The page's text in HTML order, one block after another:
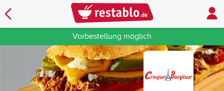
Vorbestellung möglich